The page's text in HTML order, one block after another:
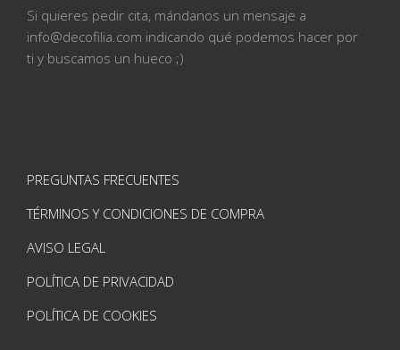
Si quieres pedir cita, mándanos un mensaje a
info@decofilia.com indicando qué podemos hacer por
ti y buscamos un hueco ;)
PREGUNTAS FRECUENTES
TÉRMINOS Y CONDICIONES DE COMPRA
AVISO LEGAL
POLÍTICA DE PRIVACIDAD
POLÍTICA DE COOKIES